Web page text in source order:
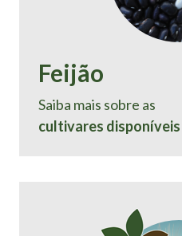
Feijão
Saiba mais sobre as
cultivares disponíveis